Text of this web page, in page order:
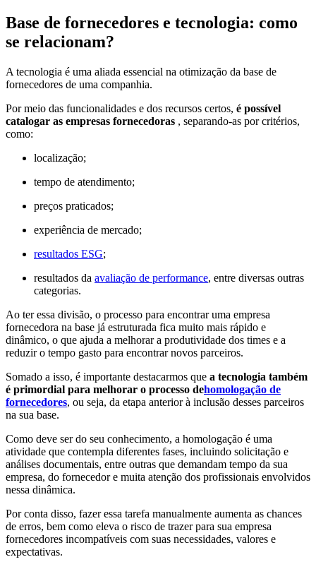
Base de fornecedores e tecnologia: como
se relacionam?
A tecnologia é uma aliada essencial na otimização da base de
fornecedores de uma companhia.
Por meio das funcionalidades e dos recursos certos, é possível
catalogar as empresas fornecedoras , separando-as por critérios,
como:
localização;
tempo de atendimento;
preços praticados;
experiência de mercado;
resultados ESG;
resultados da avaliação de performance, entre diversas outras
categorias.
Ao ter essa divisão, o processo para encontrar uma empresa
fornecedora na base já estruturada fica muito mais rápido e
dinâmico, o que ajuda a melhorar a produtividade dos times e a
reduzir o tempo gasto para encontrar novos parceiros.
Somado a isso, é importante destacarmos que a tecnologia também
é primordial para melhorar o processo dehomologação de
fornecedores, ou seja, da etapa anterior à inclusão desses parceiros
na sua base.
Como deve ser do seu conhecimento, a homologação é uma
atividade que contempla diferentes fases, incluindo solicitação e
análises documentais, entre outras que demandam tempo da sua
empresa, do fornecedor e muita atenção dos profissionais envolvidos
nessa dinâmica.
Por conta disso, fazer essa tarefa manualmente aumenta as chances
de erros, bem como eleva o risco de trazer para sua empresa
fornecedores incompatíveis com suas necessidades, valores e
expectativas.